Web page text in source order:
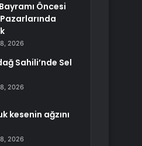
Öncesi
2026
Sahili’nde Sel
2026
kesenin ağzını
2026